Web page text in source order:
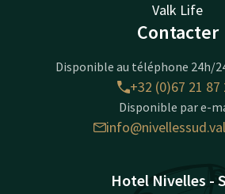
Valk Life
Contacter
Disponible au téléphone 24h/
+32 (0)67 21 87
Disponible par e-
Hotel Nivelles -